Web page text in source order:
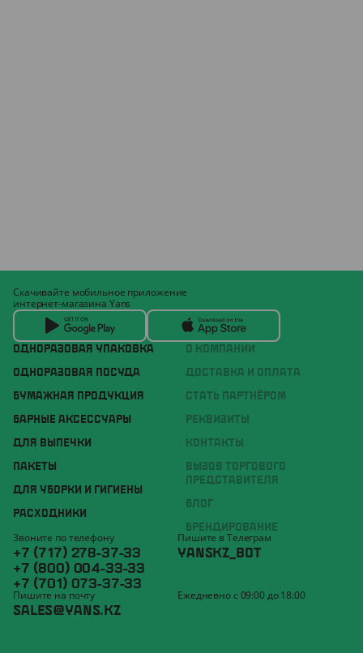
ОДНОРАЗОВАЯ УПАКОВКА
ОДНОРАЗОВАЯ ПОСУДА
БУМАЖНАЯ ПРОДУКЦИЯ
БАРНЫЕ АКСЕССУАРЫ
ДЛЯ ВЫПЕЧКИ
ПАКЕТЫ
ДЛЯ УБОРКИ И ГИГИЕНЫ
РАСХОДНИКИ
О КОМПАНИИ
ДОСТАВКА И ОПЛАТА
СТАТЬ ПАРТНЁРОМ
РЕКВИЗИТЫ
КОНТАКТЫ
ВЫЗОВ ТОРГОВОГО
ПРЕДСТАВИТЕЛЯ
БЛОГ
БРЕНДИРОВАНИЕ
Скачивайте мобильное приложение
интернет-магазина Yans
Звоните по телефону
+7 (717) 278-37-33
+7 (800) 004-33-33
+7 (701) 073-37-33
Пишите в Телеграм
YANSKZ_BOT
Пишите на почту
SALES@YANS.KZ
Ежедневно с 09:00 до 18:00